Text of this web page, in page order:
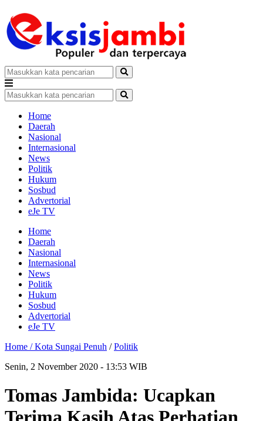
Home
Daerah
Nasional
Internasional
News
Politik
Hukum
Sosbud
Advertorial
eJe TV
Home
Daerah
Nasional
Internasional
News
Politik
Hukum
Sosbud
Advertorial
eJe TV
Home /Kota Sungai Penuh /Politik
Senin, 2 November 2020 - 13:53 WIB
Tomas Jambida: Ucapkan